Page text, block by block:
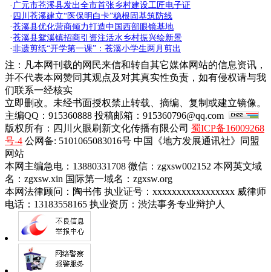
· 广元市苍溪县发出全市首张乡村建设工匠电子证
· 四川苍溪建立“医保明白卡”稳根固基筑防线
·苍溪县优化营商倾力打造中国西部眼镜基地
·苍溪县鸳溪镇招商引资注活水乡村振兴绘新景
·非遗剪纸“开学第一课”：苍溪小学生两月剪出
注：凡本网刊载的网民来信和转自其它媒体网站的信息资讯，
并不代表本网赞同其观点及对其真实性负责，如有侵权请与我
们联系一经核实
立即删改。未经书面授权禁止转载、摘编、复制或建立镜像。
主编QQ：915360888 投稿邮箱：915360796@qq.com
版权所有：四川火眼刷新文化传播有限公司 蜀ICP备16009268
号-4 公网备: 5101065083016号 中国《地方发展通讯社》同盟
网站
本网主编急电：13880331708 微信：zgxsw002152 本网英文域
名：zgxsw.xin 国际第一域名：zgxsw.org
本网法律顾问：陶书伟 执业证号：xxxxxxxxxxxxxxxxx 威律师
电话：13183558165 执业资历：渋法事务专业辩护人